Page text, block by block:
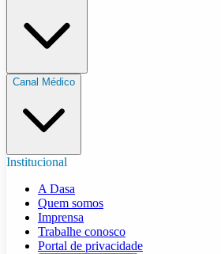
Canal Médico
Institucional
A Dasa
Quem somos
Imprensa
Trabalhe conosco
Portal de privacidade